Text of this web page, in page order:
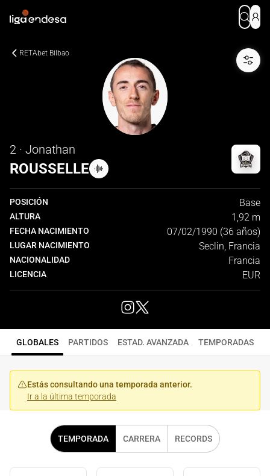
RETAbet Bilbao
2 · Jonathan
ROUSSELLE
POSICIÓN Base
ALTURA 1,92 m
FECHA NACIMIENTO 07/02/1990 (36 años)
LUGAR NACIMIENTO Seclin, Francia
NACIONALIDAD Francia
LICENCIA EUR
GLOBALES PARTIDOS ESTAD. AVANZADA TEMPORADAS
Estás consultando una temporada anterior.
Ir a la última temporada
TEMPORADA CARRERA RECORDS